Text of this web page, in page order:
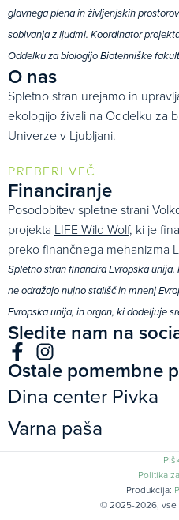
glavnega plena in življenjskih
sobivanja z ljudmi. Koordinator
Oddelku za biologijo Biotehniške
O nas
Spletno stran urejamo in
ekologijo živali na Oddelku za
Univerze v Ljubljani.
PREBERI VEČ
Financiranje
Posodobitev spletne strani
projekta LIFE Wild Wolf, ki je
preko finančnega mehanizma
Spletno stran financira Evropska
ne odražajo nujno stališč in mnenj
Evropska unija, in organ, ki dodeljuje
Sledite nam na
Ostale pomembne
Dina center Pivka
Varna paša
© 2025-2026, vse
Produkcija:
Politika